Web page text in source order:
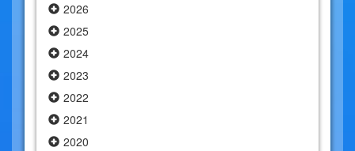
2026
2025
2024
2023
2022
2021
2020